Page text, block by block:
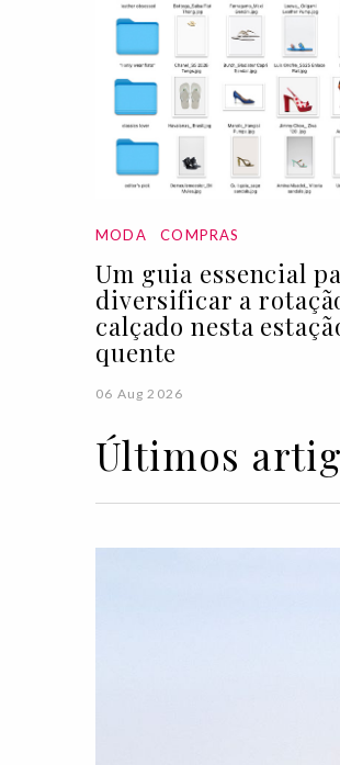
MODA COMPRAS
Um guia essencial
diversificar a
calçado nesta
quente
06 Aug 2026
Últimos